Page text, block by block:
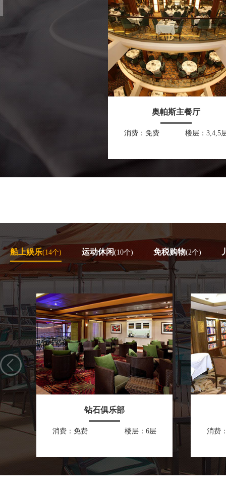
奥帕斯主餐厅
消费：免费 楼层：3,4,5
船上娱乐(14个) 运动休闲(10个) 免税购物(2个)
钻石俱乐部
消费：免费 楼层：6层 消费